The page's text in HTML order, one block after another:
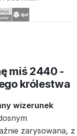
miś 2440 -
królestwa
wizerunek
zarysowana, z